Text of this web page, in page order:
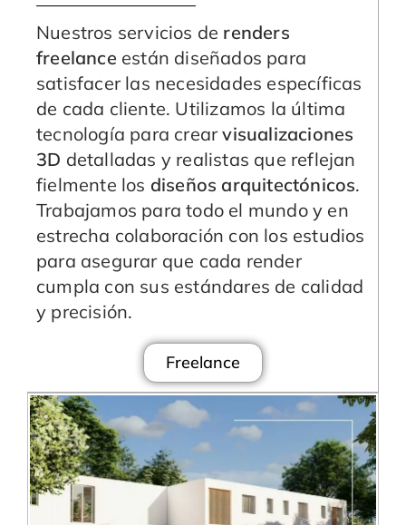
Nuestros servicios de renders
freelance están diseñados para
satisfacer las necesidades específicas
de cada cliente. Utilizamos la última
tecnología para crearvisualizaciones
3D detalladas y realistas que reflejan
fielmente los diseños arquitectónicos.
Trabajamos para todo el mundo y en
estrecha colaboración con los estudios
para asegurar que cada render
cumpla con sus estándares de calidad
y precisión.
Freelance